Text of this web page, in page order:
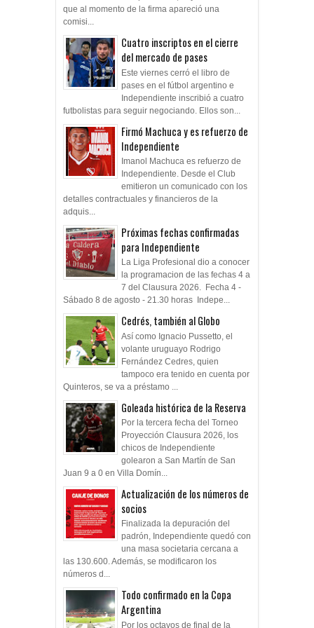
que al momento de la firma apareció una
comisi...
Cuatro inscriptos en el cierre
del mercado de pases
Este viernes cerró el libro de
pases en el fútbol argentino e
Independiente inscribió a cuatro
futbolistas para seguir negociando. Ellos son...
Firmó Machuca y es refuerzo de
Independiente
Imanol Machuca es refuerzo de
Independiente. Desde el Club
emitieron un comunicado con los
detalles contractuales y financieros de la
adquis...
Próximas fechas confirmadas
para Independiente
La Liga Profesional dio a conocer
la programacion de las fechas 4 a
7 del Clausura 2026. Fecha 4 -
Sábado 8 de agosto - 21.30 horas Indepe...
Cedrés, también al Globo
Así como Ignacio Pussetto, el
volante uruguayo Rodrigo
Fernández Cedres, quien
tampoco era tenido en cuenta por
Quinteros, se va a préstamo ...
Goleada histórica de la Reserva
Por la tercera fecha del Torneo
Proyección Clausura 2026, los
chicos de Independiente
golearon a San Martín de San
Juan 9 a 0 en Villa Domín...
Actualización de los números de
socios
Finalizada la depuración del
padrón, Independiente quedó con
una masa societaria cercana a
las 130.600. Además, se modificaron los
números d...
Todo confirmado en la Copa
Argentina
Por los octavos de final de la